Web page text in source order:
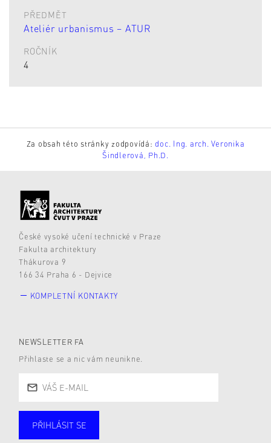
PŘEDMĚT
Ateliér urbanismus – ATUR
ROČNÍK
4
Za obsah této stránky zodpovídá:doc. Ing. arch. Veronika
Šindlerová, Ph.D.
České vysoké učení technické v Praze
Fakulta architektury
Thákurova 9
166 34 Praha 6 - Dejvice
KOMPLETNÍ KONTAKTY
NEWSLETTER FA
Přihlaste se a nic vám neunikne.
Studující
PŘIHLÁSIT SE